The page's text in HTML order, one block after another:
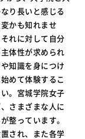
り長いと感じる
かも知れませ
れに対して自分
体性が求められ
知識を身につけ
めて体験するこ
。宮城学院女子
さまざまな人に
整っています。
され、また各学